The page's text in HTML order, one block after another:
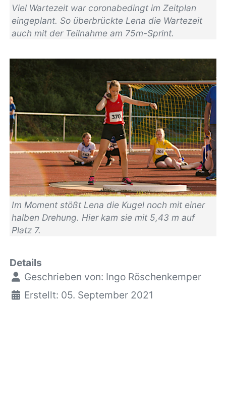
Viel Wartezeit war coronabedingt im Zeitplan
eingeplant. So überbrückte Lena die Wartezeit
auch mit der Teilnahme am 75m-Sprint.
Im Moment stößt Lena die Kugel noch mit einer
halben Drehung. Hier kam sie mit 5,43 m auf
Platz 7.
Details
Geschrieben von: Ingo Röschenkemper
Erstellt: 05. September 2021